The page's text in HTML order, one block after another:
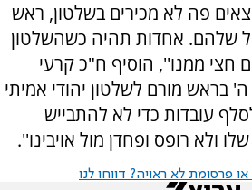
פה לא מכירים בשלטון, ראש
שלהם. אחדות תהיה כשהשלטון
חצי ממנו'', הוסיף ח"כ קרעי
בראש מורם לשלטון יהודי אמיתי
עובדות כדי לא להתבייש
ולא רופס ופחדן מול אויבינו''.
פרסומת לא ראויה? דווחו לנו